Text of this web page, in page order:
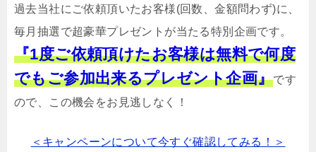
過去当社にご依頼頂いたお客様(回数、金額問わず)に、
毎月抽選で超豪華プレゼントが当たる特別企画です。
『1度ご依頼頂けたお客様は無料で何度
でもご参加出来るプレゼント企画』です
ので、この機会をお見逃しなく！
＜キャンペーンについて今すぐ確認してみる！＞